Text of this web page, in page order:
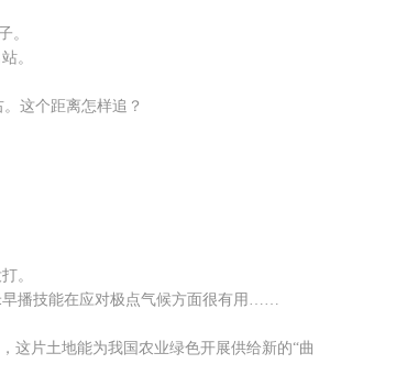
。
。
这个距离怎样追？
。
播技能在应对极点气候方面很有用……
片土地能为我国农业绿色开展供给新的“曲